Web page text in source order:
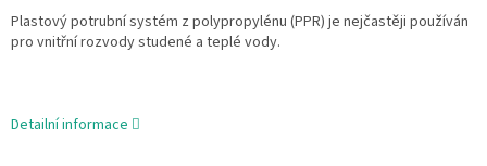
Plastový potrubní systém z polypropylénu (PPR) je nejčastěji používán
pro vnitřní rozvody studené a teplé vody.
Detailní informace